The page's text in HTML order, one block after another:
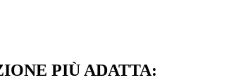
PIÙ ADATTA: